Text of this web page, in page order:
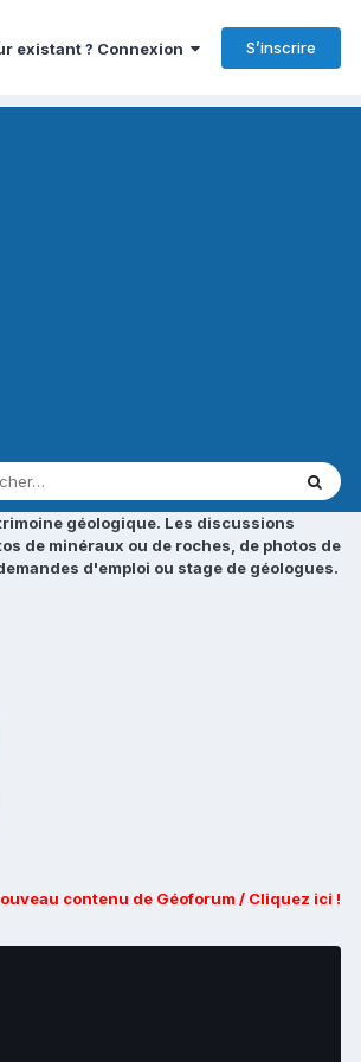
existant ? Connexion S’inscrire
géologique. Les discussions
de minéraux ou de roches, de photos de
d'emploi ou stage de géologues.
contenu de Géoforum / Cliquez ici !